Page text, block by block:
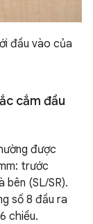
đầu vào của
cắm đầu
được
trước
bên (SL/SR).
số 8 đầu ra
chiều.